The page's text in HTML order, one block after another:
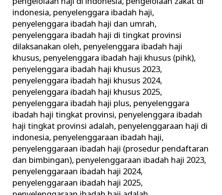
indonesia, penyelenggara ibadah haji,
penyelenggara ibadah haji dan umrah,
penyelenggara ibadah haji di tingkat provinsi
dilaksanakan oleh, penyelenggara ibadah haji
khusus, penyelenggara ibadah haji khusus (pihk),
penyelenggara ibadah haji khusus 2023,
penyelenggara ibadah haji khusus 2024,
penyelenggara ibadah haji khusus 2025,
penyelenggara ibadah haji plus, penyelenggara
ibadah haji tingkat provinsi, penyelenggara ibadah
haji tingkat provinsi adalah, penyelenggaraan haji di
indonesia, penyelenggaraan ibadah haji,
penyelenggaraan ibadah haji (prosedur pendaftaran
dan bimbingan), penyelenggaraan ibadah haji 2023,
penyelenggaraan ibadah haji 2024,
penyelenggaraan ibadah haji 2025,